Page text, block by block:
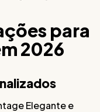
para
2026
Elegante e